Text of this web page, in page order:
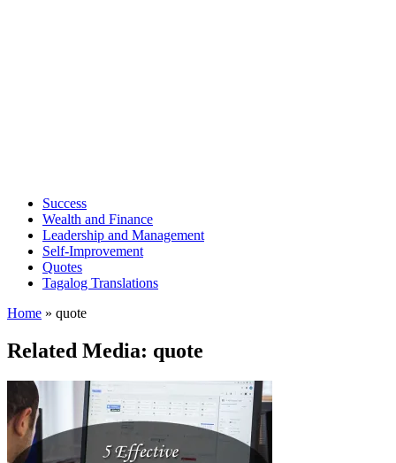
Success
Wealth and Finance
Leadership and Management
Self-Improvement
Quotes
Tagalog Translations
Home » quote
Related Media: quote